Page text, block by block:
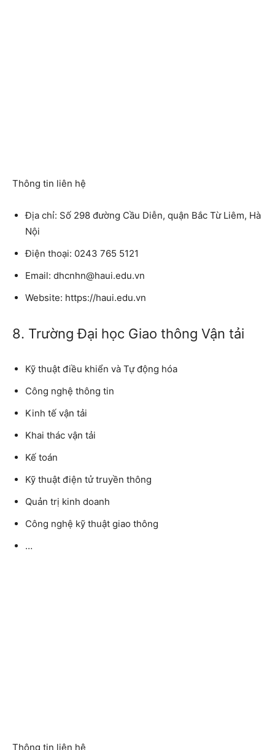
Thông tin liên hệ
Địa chỉ: Số 298 đường Cầu Diễn, quận Bắc Từ Liêm, Hà
Nội
Điện thoại: 0243 765 5121
Email: dhcnhn@haui.edu.vn
Website: https://haui.edu.vn
8. Trường Đại học Giao thông Vận tải
Kỹ thuật điều khiển và Tự động hóa
Công nghệ thông tin
Kinh tế vận tải
Khai thác vận tải
Kế toán
Kỹ thuật điện tử truyền thông
Quản trị kinh doanh
Công nghệ kỹ thuật giao thông
…
Thông tin liên hệ